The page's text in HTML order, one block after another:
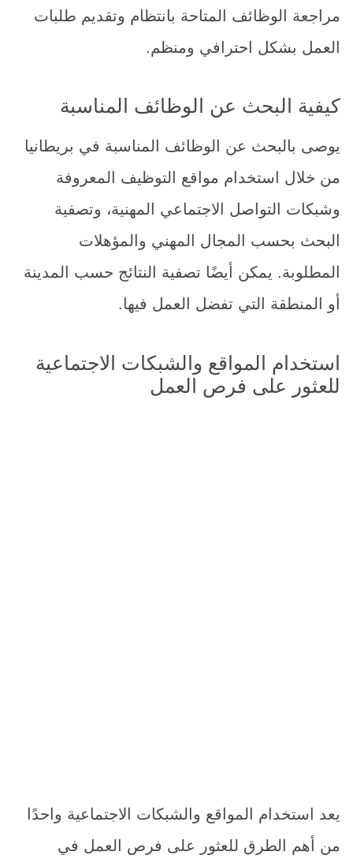
مراجعة الوظائف المتاحة بانتظام وتقديم طلبات
العمل بشكل احترافي ومنظم.
كيفية البحث عن الوظائف المناسبة
يوصى بالبحث عن الوظائف المناسبة في بريطانيا
من خلال استخدام مواقع التوظيف المعروفة
وشبكات التواصل الاجتماعي المهنية، وتصفية
البحث بحسب المجال المهني والمؤهلات
المطلوبة. يمكن أيضًا تصفية النتائج حسب المدينة
أو المنطقة التي تفضل العمل فيها.
استخدام المواقع والشبكات الاجتماعية
للعثور على فرص العمل
يعد استخدام المواقع والشبكات الاجتماعية واحدًا
من أهم الطرق للعثور على فرص العمل في